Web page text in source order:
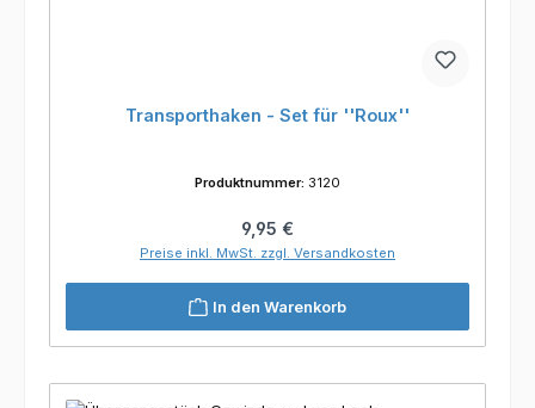
Transporthaken - Set für ''Roux''
Produktnummer: 3120
Regulärer Preis:
9,95 €
Preise inkl. MwSt. zzgl. Versandkosten
In den Warenkorb